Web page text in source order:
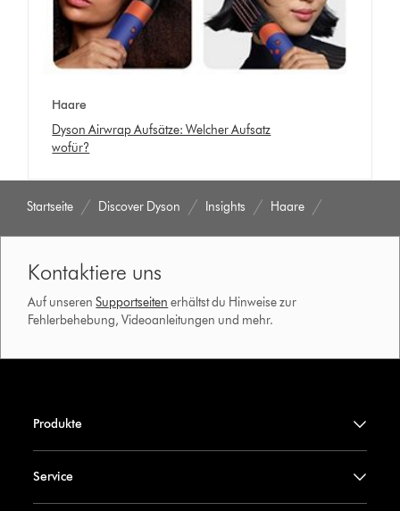
Haare
Dyson Airwrap Aufsätze: Welcher Aufsatz
wofür?
Startseite Discover Dyson Insights Haare
Kontaktiere uns
Auf unserenSupportseiten erhältst du Hinweise zur
Fehlerbehebung, Videoanleitungen und mehr.
Produkte
Service